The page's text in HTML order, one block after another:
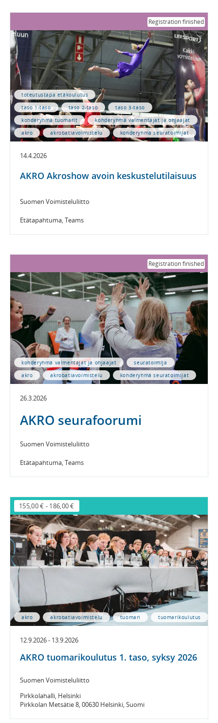
Registration finished
akro akrobatiavoimistelu kohderyhmä seuratoimijat
kohderyhmä tuomarit kohderyhmä valmentajat ja ohjaajat
taso 1-taso taso 2-taso taso 3-taso
toteutustapa etäkoulutus
14.4.2026
AKRO Akroshow avoin keskustelutilaisuus
Suomen Voimisteluliitto
Etätapahtuma, Teams
Registration finished
akro akrobatiavoimistelu kohderyhmä seuratoimijat
kohderyhmä valmentajat ja ohjaajat seuratoimija
26.3.2026
AKRO seurafoorumi
Suomen Voimisteluliitto
Etätapahtuma, Teams
155,00 € - 186,00 €
akro akrobatiavoimistelu tuomari tuomarikoulutus
12.9.2026 - 13.9.2026
AKRO tuomarikoulutus 1. taso, syksy 2026
Suomen Voimisteluliitto
Pirkkolahalli, Helsinki
Pirkkolan Metsätie 8, 00630 Helsinki, Suomi